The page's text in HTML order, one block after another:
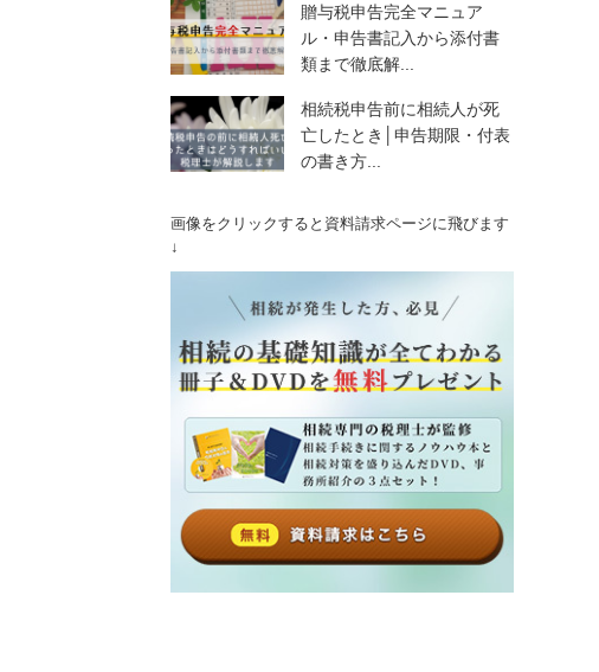
贈与税申告完全マニュア
ル・申告書記入から添付書
類まで徹底解...
相続税申告前に相続人が死
亡したとき│申告期限・付表
の書き方...
画像をクリックすると資料請求ページに飛びます
↓